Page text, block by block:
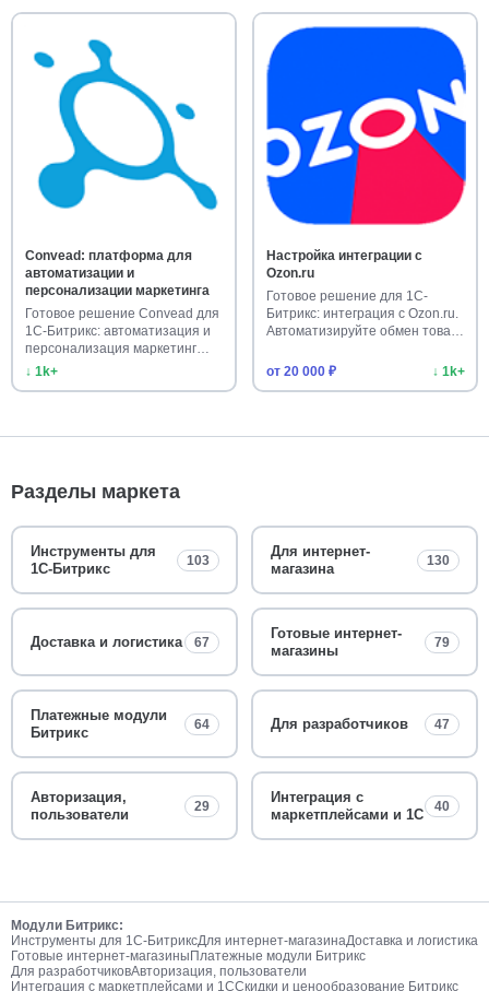
Convead: платформа для
автоматизации и
персонализации маркетинга
Готовое решение Convead для
1С-Битрикс: автоматизация и
персонализация маркетинг…
↓ 1k+
Настройка интеграции с
Ozon.ru
Готовое решение для 1С-
Битрикс: интеграция с Ozon.ru.
Автоматизируйте обмен това…
от 20 000 ₽ ↓ 1k+
Разделы маркета
Инструменты для
1С-Битрикс
103
Для интернет-
магазина
130
Доставка и логистика 67
Готовые интернет-
магазины
79
Платежные модули
Битрикс
64 Для разработчиков 47
Авторизация,
пользователи
29
Интеграция с
маркетплейсами и 1С
40
Модули Битрикс:
Инструменты для 1С-БитриксДля интернет-магазинаДоставка и логистика
Готовые интернет-магазины Платежные модули Битрикс
Для разработчиковАвторизация, пользователи
Интеграция с маркетплейсами и 1ССкидки и ценообразование Битрикс